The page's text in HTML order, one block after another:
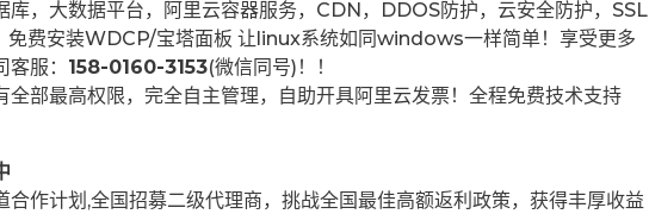
库，大数据平台，阿里云容器服务，CDN，DDOS防护，云安全防护，SSL
费安装WDCP/宝塔面板 让linux系统如同windows一样简单！享受更多
服： 158-0160-3153(微信同号)！！
全部最高权限，完全自主管理，自助开具阿里云发票！全程免费技术支持
合作计划,全国招募二级代理商，挑战全国最佳高额返利政策，获得丰厚收益